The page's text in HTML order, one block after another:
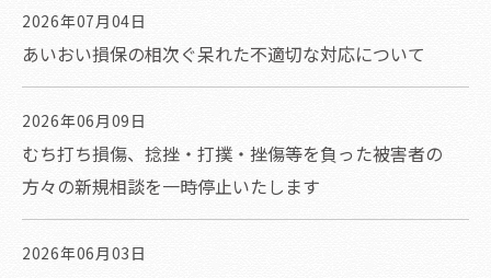
2026年07月04日
あいおい損保の相次ぐ呆れた不適切な対応について
2026年06月09日
むち打ち損傷、捻挫・打撲・挫傷等を負った被害者の
方々の新規相談を一時停止いたします
2026年06月03日